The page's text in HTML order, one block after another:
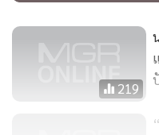
219